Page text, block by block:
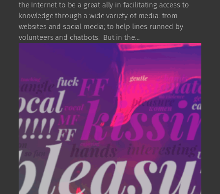
the Internet to be a great ally in facilitating access to
knowledge through a wide variety of media: from
websites and social media; to help lines runned by
volunteers and chatbots. But in the…